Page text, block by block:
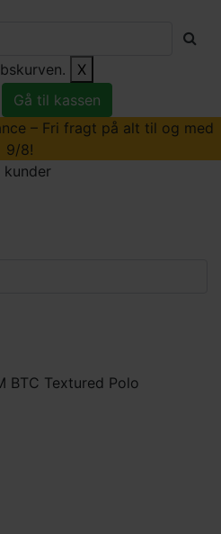
X
Gå til kassen
– Fri fragt på alt til og med
9/8!
BTC Textured Polo